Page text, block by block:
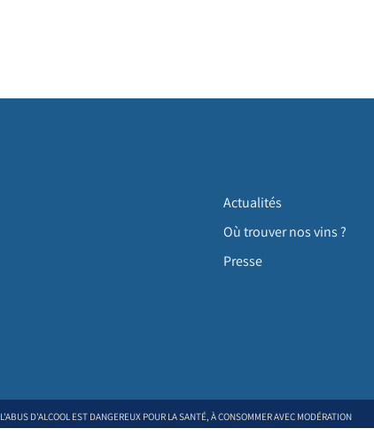
Actualités
Où trouver nos vins ?
Presse
L'ABUS D'ALCOOL EST DANGEREUX POUR LA SANTÉ, À CONSOMMER AVEC MODÉRATION